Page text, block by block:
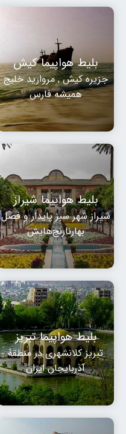
بلیط هواپیما کیش
جزیره کیش , مروارید خلیج
همیشه فارس
بلیط هواپیما شیراز
شیراز شهر سبز پایدار و فصل
بهارنارنج‌هایش
بلیط هواپیما تبریز
تبریز کلانشهری در منطقهٔ
آذربایجان ایران